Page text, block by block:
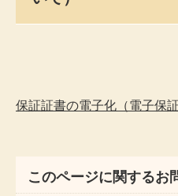
保証証書の電子化（電子保
このページに関するお